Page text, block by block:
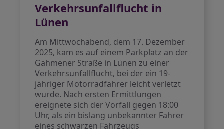
Verkehrsunfallflucht in
Lünen
Am Mittwochabend, dem 17. Dezember
2025, kam es auf einem Parkplatz an der
Gahmener Straße in Lünen zu einer
Verkehrsunfallflucht, bei der ein 19-
jähriger Motorradfahrer leicht verletzt
wurde. Nach ersten Ermittlungen
ereignete sich der Vorfall gegen 18:00
Uhr, als ein bislang unbekannter Fahrer
eines schwarzen Fahrzeugs